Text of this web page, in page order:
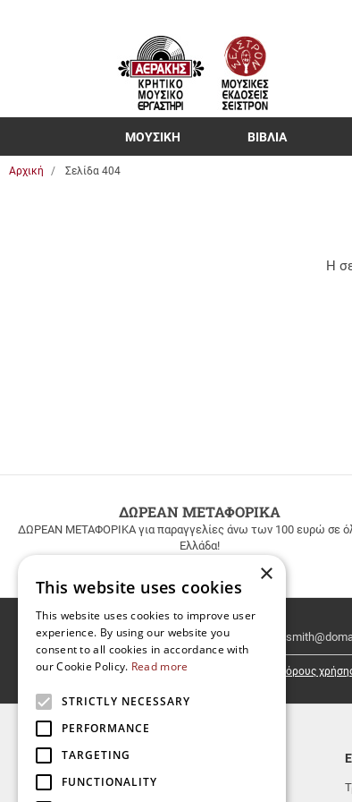
ΜΟΥΣΙΚΗ ΒΙΒΛΙΑ
Αρχική Σελίδα 404
Η
ΔΩΡΕΑΝ ΜΕΤΑΦΟΡΙΚΑ
ΔΩΡΕΑΝ ΜΕΤΑΦΟΡΙΚΑ για παραγγελίες άνω των 100 ευρώ σε
Ελλάδα!
Newsletter
Έχω διαβάσει κι αποδέχομαι τους όρους
TOP ΚΑΤΗΓΟΡΙΕΣ
ΝΕΕΣ ΚΥΚΛΟΦΟΡΙΕΣ
×
This website uses cookies
This website uses cookies to improve user
experience. By using our website you
consent to all cookies in accordance with
our Cookie Policy. Read more
STRICTLY NECESSARY
PERFORMANCE
TARGETING
FUNCTIONALITY